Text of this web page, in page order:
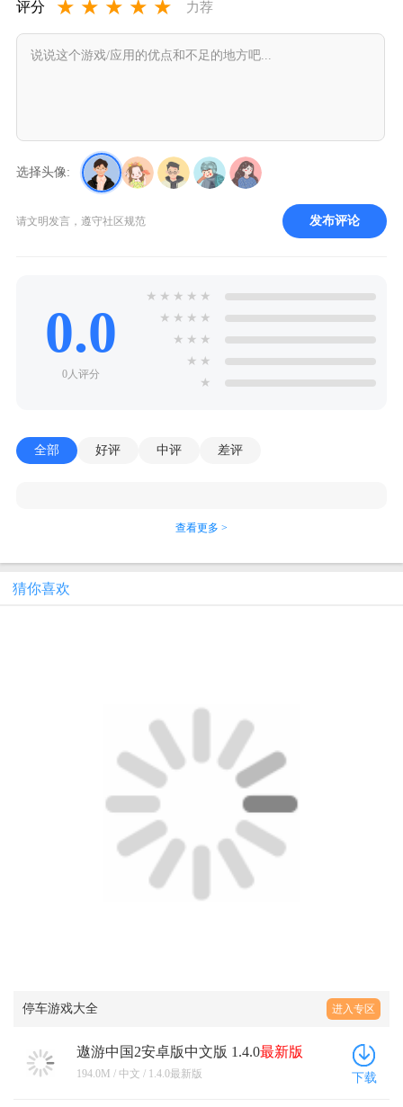
评分 ★ ★ ★ ★ ★ 力荐
选择头像:
请文明发言，遵守社区规范 发布评论
0.0
0人评分
★ ★ ★ ★ ★
★ ★ ★ ★
★ ★ ★
★ ★
★
全部 好评 中评 差评
查看更多 >
猜你喜欢
停车游戏大全 进入专区
遨游中国2安卓版中文版 1.4.0最新版
194.0M / 中文 / 1.4.0最新版 下载